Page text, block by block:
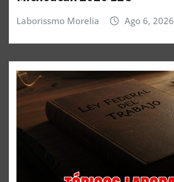
Laborissmo Morelia Ago 6, 2026